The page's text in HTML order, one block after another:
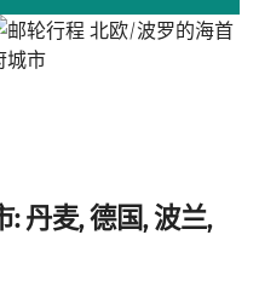
丹麦, 德国, 波兰,